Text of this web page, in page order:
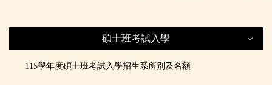
碩士班考試入學
碩士班考試入學
115學年度碩士班考試入學招生系所別及名額